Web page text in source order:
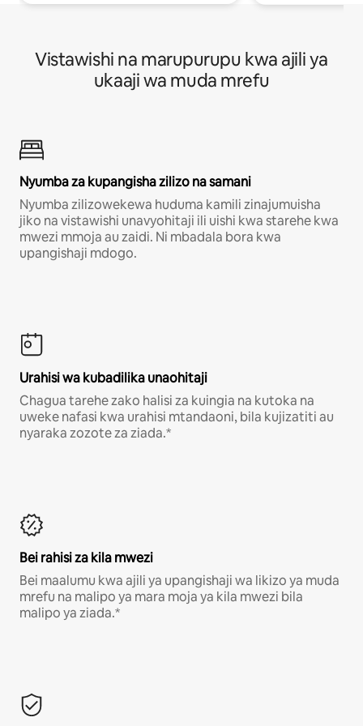
Vistawishi na marupurupu kwa ajili ya
ukaaji wa muda mrefu
Nyumba za kupangisha zilizo na samani
Nyumba zilizowekewa huduma kamili zinajumuisha
jiko na vistawishi unavyohitaji ili uishi kwa starehe kwa
mwezi mmoja au zaidi. Ni mbadala bora kwa
upangishaji mdogo.
Urahisi wa kubadilika unaohitaji
Chagua tarehe zako halisi za kuingia na kutoka na
uweke nafasi kwa urahisi mtandaoni, bila kujizatiti au
nyaraka zozote za ziada.*
Bei rahisi za kila mwezi
Bei maalumu kwa ajili ya upangishaji wa likizo ya muda
mrefu na malipo ya mara moja ya kila mwezi bila
malipo ya ziada.*